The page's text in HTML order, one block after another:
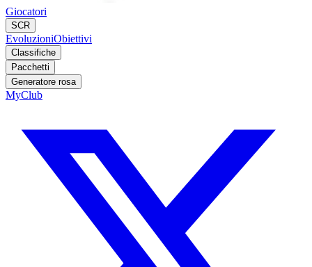
Giocatori
SCR
EvoluzioniObiettivi
Classifiche
Pacchetti
Generatore rosa
MyClub